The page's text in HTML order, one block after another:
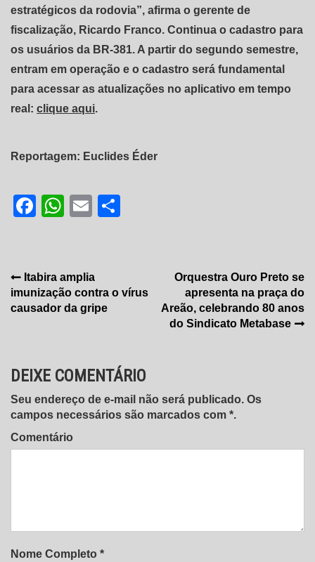
estratégicos da rodovia”, afirma o gerente de
fiscalização, Ricardo Franco. Continua o cadastro para
os usuários da BR-381. A partir do segundo semestre,
entram em operação e o cadastro será fundamental
para acessar as atualizações no aplicativo em tempo
real: clique aqui.
Reportagem: Euclides Éder
Facebook
WhatsApp
Email
Navegação
de
Itabira amplia
imunização contra o vírus
causador da gripe
Orquestra Ouro Preto se
apresenta na praça do
Areão, celebrando 80 anos
do Sindicato Metabase
DEIXE COMENTÁRIO
Seu endereço de e-mail não será publicado. Os
campos necessários são marcados com *.
Comentário
Nome Completo *